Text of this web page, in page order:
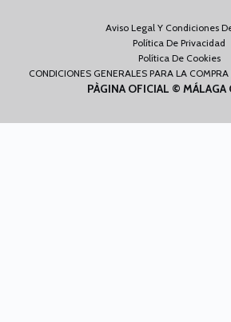
Aviso Legal Y Condiciones
Política De Privacidad
Política De Cookies
CONDICIONES GENERALES PARA LA
PÀGINA OFICIAL © MÁLAGA